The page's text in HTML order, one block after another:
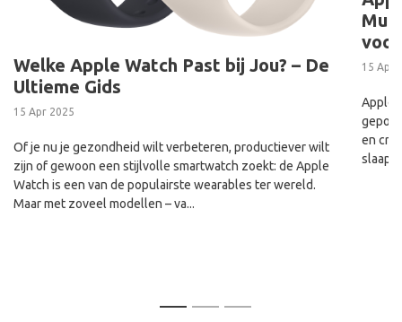
Welke Apple Watch Past bij Jou? – De
Ultieme Gids
15 Apr 2025
Of je nu je gezondheid wilt verbeteren, productiever wilt
zijn of gewoon een stijlvolle smartwatch zoekt: de Apple
Watch is een van de populairste wearables ter wereld.
Maar met zoveel modellen – va...
15 Apr
Apple
en